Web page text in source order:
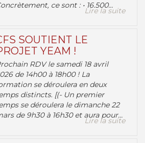
ce sont : • 16.500...
Lire la suite
SOUTIENT LE
YEAM !
RDV le samedi 18 avril
de 14h00 à 18h00 ! La
se déroulera en deux
distincts. [(- Un premier
se déroulera le dimanche 22
de 9h30 à 16h30 et aura pour...
Lire la suite